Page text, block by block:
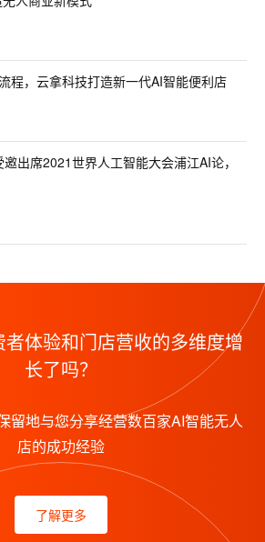
程，云拿科技打造新一代AI智能便利店
出席2021世界人工智能大会浦江AI论，
体验和门店营收的多维度增
长了吗？
留地与您分享经营数百家AI智能无人
店的成功经验
了解更多